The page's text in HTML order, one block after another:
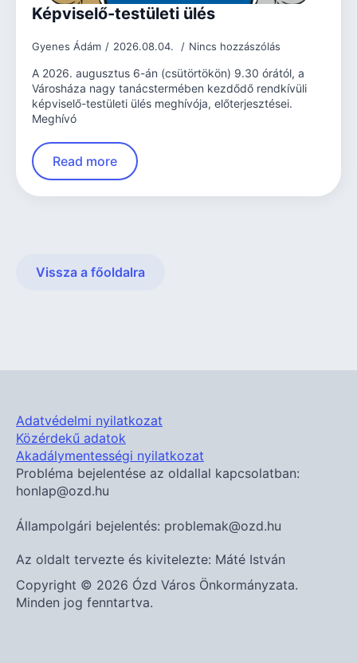
Képviselő-testületi ülés
Gyenes Ádám 2026.08.04. Nincs hozzászólás
A 2026. augusztus 6-án (csütörtökön) 9.30 órától, a
Városháza nagy tanácstermében kezdődő rendkívüli
képviselő-testületi ülés meghívója, előterjesztései.
Meghívó
Read more
Vissza a főoldalra
Adatvédelmi nyilatkozat
Közérdekű adatok
Akadálymentességi nyilatkozat
Probléma bejelentése az oldallal kapcsolatban:
honlap@ozd.hu
Állampolgári bejelentés: problemak@ozd.hu
Az oldalt tervezte és kivitelezte: Máté István
Copyright © 2026 Ózd Város Önkormányzata.
Minden jog fenntartva.